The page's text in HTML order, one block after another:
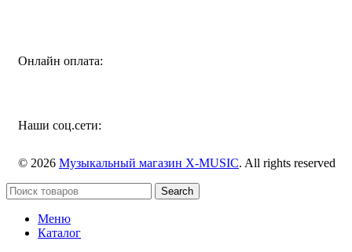
Онлайн оплата:
Наши соц.сети:
© 2026 Музыкальный магазин X-MUSIC. All rights reserved
Search
Меню
Каталог